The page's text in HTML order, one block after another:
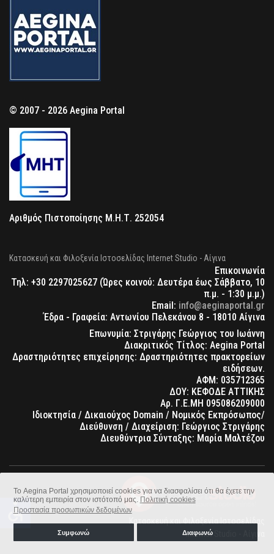
Το Aegina Portal χρησιμοποιεί cookies για να διασφαλίσει ότι θα έχετε την
καλύτερη εμπειρία στον ιστότοπό μας. Πολιτική cookies
Προστασία προσωπικών δεδομένων
Συμφωνώ Διαφωνώ
© 2007 - 2026 Aegina Portal
Αριθμός Πιστοποίησης Μ.Η.Τ. 252054
Κατασκευή και Φιλοξενία Ιστοσελίδας Internet Studio - Αίγινα
Επικοινωνία
Τηλ: +30 2297025627 (Ώρες κοινού: Δευτέρα έως Σάββατο, 10
π.μ. - 1:30 μ.μ.)
Email: info@aeginaportal.gr
Έδρα - Γραφεία: Αντωνίου Πελεκάνου 8 - 18010 Αίγινα
Επωνυμία: Στριγάρης Γεώργιος του Ιωάννη
Διακριτικός Τίτλος: Aegina Portal
Δραστηριότητες επιχείρησης: Δραστηριότητες πρακτορείων
ειδήσεων.
ΑΦΜ: 035712365
ΔΟΥ: ΚΕΦΟΔΕ ΑΤΤΙΚΗΣ
Αρ. Γ.Ε.ΜΗ 095086209000
Ιδιοκτησία / Δικαιούχος Domain / Νομικός Εκπρόσωπος/
Διεύθυνση / Διαχείριση: Γεώργιος Στριγάρης
Διευθύντρια Σύνταξης: Μαρία Μαλτέζου
Internet Studio - Αίγινα
accessible